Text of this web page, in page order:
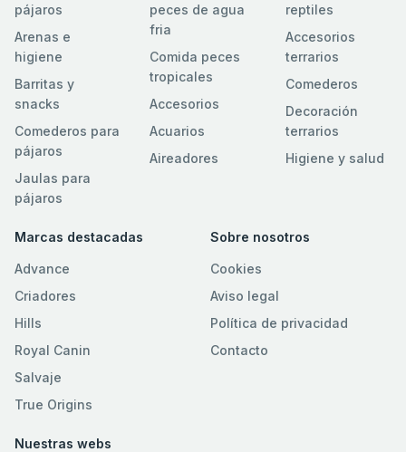
pájaros
Arenas e
higiene
Barritas y
snacks
Comederos para
pájaros
Jaulas para
pájaros
peces de agua
fria
Comida peces
tropicales
Accesorios
Acuarios
Aireadores
reptiles
Accesorios
terrarios
Comederos
Decoración
terrarios
Higiene y salud
Marcas destacadas
Advance
Criadores
Hills
Royal Canin
Salvaje
True Origins
Sobre nosotros
Cookies
Aviso legal
Política de privacidad
Contacto
Nuestras webs